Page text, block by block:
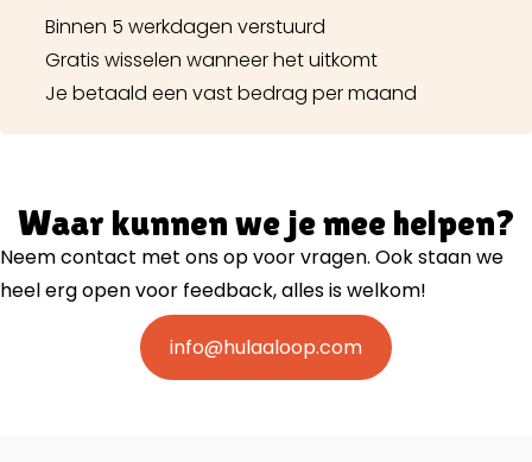
Binnen 5 werkdagen verstuurd
Gratis wisselen wanneer het uitkomt
Je betaald een vast bedrag per maand
Waar kunnen we je mee helpen?
Neem contact met ons op voor vragen. Ook staan we
heel erg open voor feedback, alles is welkom!
info@hulaaloop.com